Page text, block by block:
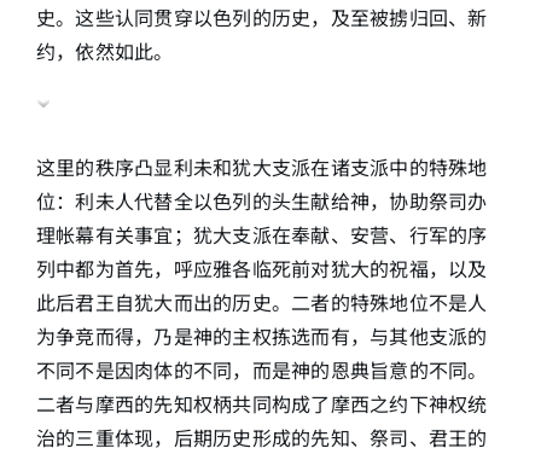
史。这些认同贯穿以色列的历史，及至被掳归回、新
约，依然如此。
这里的秩序凸显利未和犹大支派在诸支派中的特殊地
位：利未人代替全以色列的头生献给神，协助祭司办
理帐幕有关事宜；犹大支派在奉献、安营、行军的序
列中都为首先，呼应雅各临死前对犹大的祝福，以及
此后君王自犹大而出的历史。二者的特殊地位不是人
为争竞而得，乃是神的主权拣选而有，与其他支派的
不同不是因肉体的不同，而是神的恩典旨意的不同。
二者与摩西的先知权柄共同构成了摩西之约下神权统
治的三重体现，后期历史形成的先知、祭司、君王的